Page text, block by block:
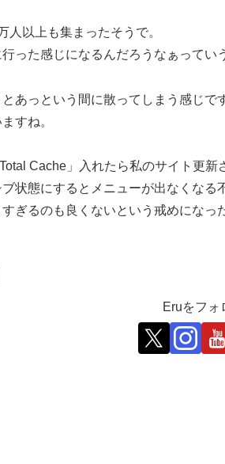
人以上も集まったそうで。
った感じになるんだろうなぁってい
あっという間に散ってしまう感じ
すね。
Cache」入れたら私のサイト更新
状態にするとメニューが出なくなる
ぎるのも良くないという戒めになっ
Eruをフォ